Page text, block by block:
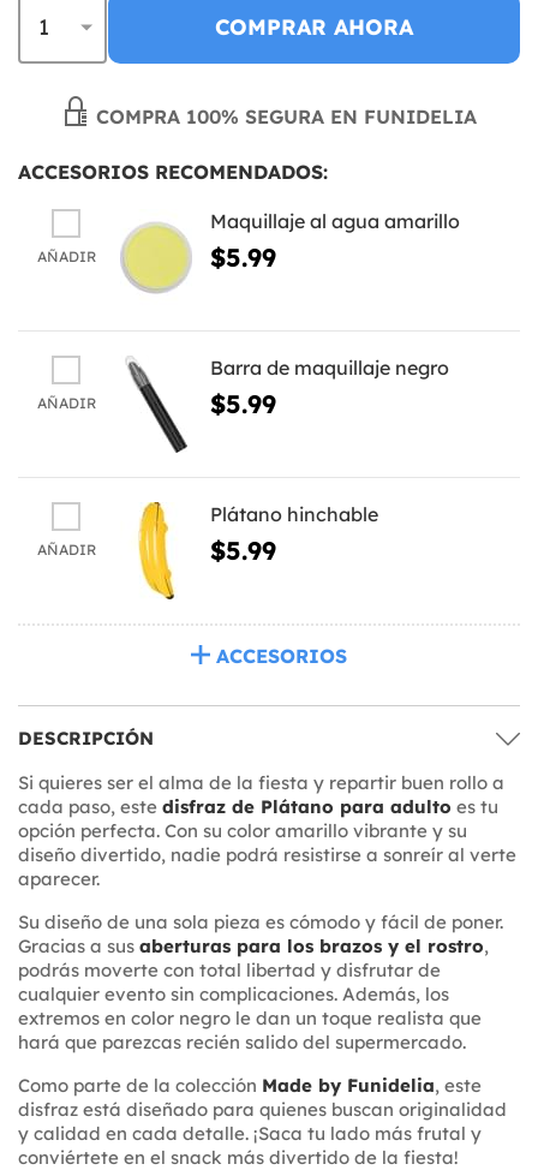
COMPRAR AHORA
COMPRA 100% SEGURA EN FUNIDELIA
ACCESORIOS RECOMENDADOS:
AÑADIR
Maquillaje al agua amarillo
$5.99
AÑADIR
Barra de maquillaje negro
$5.99
AÑADIR
Plátano hinchable
$5.99
ACCESORIOS
DESCRIPCIÓN
Si quieres ser el alma de la fiesta y repartir buen rollo a
cada paso, este disfraz de Plátano para adulto es tu
opción perfecta. Con su color amarillo vibrante y su
diseño divertido, nadie podrá resistirse a sonreír al verte
aparecer.
Su diseño de una sola pieza es cómodo y fácil de poner.
Gracias a sus aberturas para los brazos y el rostro,
podrás moverte con total libertad y disfrutar de
cualquier evento sin complicaciones. Además, los
extremos en color negro le dan un toque realista que
hará que parezcas recién salido del supermercado.
Como parte de la colección Made by Funidelia, este
disfraz está diseñado para quienes buscan originalidad
y calidad en cada detalle. ¡Saca tu lado más frutal y
conviértete en el snack más divertido de la fiesta!